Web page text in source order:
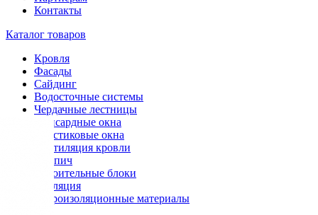
Контакты
Каталог товаров
Кровля
Фасады
Сайдинг
Водосточные системы
Чердачные лестницы
Мансардные окна
Пластиковые окна
Вентиляция кровли
Кирпич
Строительные блоки
Изоляция
Гидроизоляционные материалы